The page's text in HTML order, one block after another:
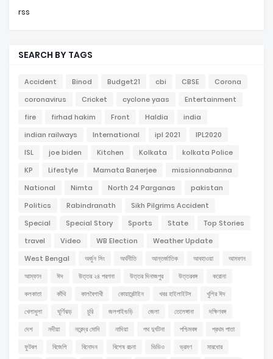
rss
SEARCH BY TAGS
Accident Binod Budget21 cbi CBSE
Corona
coronavirus
Cricket cyclone yaas
Entertainment
fire
firhad hakim Front Haldia
india
indian railways
International ipl 2021
IPL2020
ISL
joe biden Kitchen Kolkata
kolkata Police
KP
Lifestyle Mamata Banerjee
missionnabanna
National
Nimta North 24 Parganas
pakistan
Politics
Rabindranath
Sikh Pilgrims Accident
Special
Special Story Sports State
Top Stories
travel
Video WB Election
Weather Update
West Bengal
অর্জুন সিং অর্থনীতি আন্তর্জাতিক আবহাওয়া
আমফান
আম্ফান
ঈদ উত্তর ২৪ পরগনা উত্তর দিনাজপুর উত্তরবঙ্গ
করোনা
কলকাতা
কাঁথি কালবৈশাখী কোয়ারেন্টাইন খবর হাইলাইটস
খুশির ঈদ
খেলাধুলা
ঘূর্ণিঝড় চুরি জলপাইগুড়ি জেলা তেলেঙ্গানা
দক্ষিণবঙ্গ
দেশ
নদীয়া নরেন্দ্র মোদি নাদিয়া পথ দুর্ঘটনা পশ্চিমবঙ্গ
প্রথম পাতা
ফুটবল
বিজেপি বিনোদন বিশেষ রচনা ভিডিও ভ্রমণ
মারধোর